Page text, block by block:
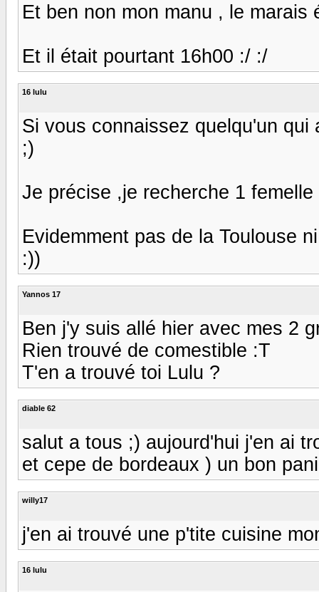
Et ben non mon manu , le
Et il était pourtant 16h00 :/ :/
16 lulu
Si vous connaissez quelqu'un
;)
Je précise ,je recherche 1
Evidemment pas de la Toulouse
:))
Yannos 17
Ben j'y suis allé hier avec mes 2
Rien trouvé de comestible :T
T'en a trouvé toi Lulu ?
diable 62
salut a tous ;) aujourd'hui j'en ai
et cepe de bordeaux ) un bon
willy17
j'en ai trouvé une p'tite cuisine
16 lulu